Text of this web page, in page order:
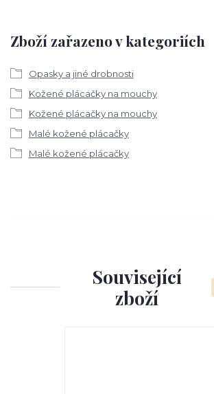
Zboží zařazeno v kategoriích
Opasky a jiné drobnosti
Kožené plácačky na mouchy
Kožené plácačky na mouchy
Malé kožené plácačky
Malé kožené plácačky
Související
zboží